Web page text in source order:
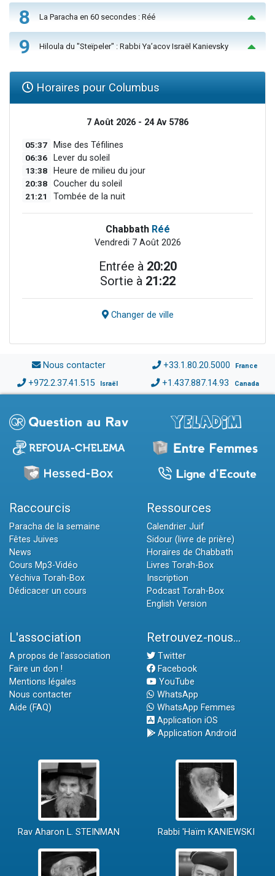
8 La Paracha en 60 secondes : Réé
9 Hiloula du "Steïpeler" : Rabbi Ya’acov Israël Kanievsky
Horaires pour Columbus
7 Août 2026 - 24 Av 5786
05:37 Mise des Téfilines
06:36 Lever du soleil
13:38 Heure de milieu du jour
20:38 Coucher du soleil
21:21 Tombée de la nuit
Chabbath Réé
Vendredi 7 Août 2026
Entrée à 20:20
Sortie à 21:22
Changer de ville
Nous contacter +33.1.80.20.5000 France
+972.2.37.41.515 Israël +1.437.887.14.93 Canada
Raccourcis
Paracha de la semaine
Fêtes Juives
News
Cours Mp3-Vidéo
Yéchiva Torah-Box
Dédicacer un cours
Ressources
Calendrier Juif
Sidour (livre de prière)
Horaires de Chabbath
Livres Torah-Box
Inscription
Podcast Torah-Box
English Version
L'association
A propos de l'association
Faire un don !
Mentions légales
Nous contacter
Aide (FAQ)
Retrouvez-nous...
Twitter
Facebook
YouTube
WhatsApp
WhatsApp Femmes
Application iOS
Application Android
Rav Aharon L. STEINMAN Rabbi 'Haïm KANIEWSKI